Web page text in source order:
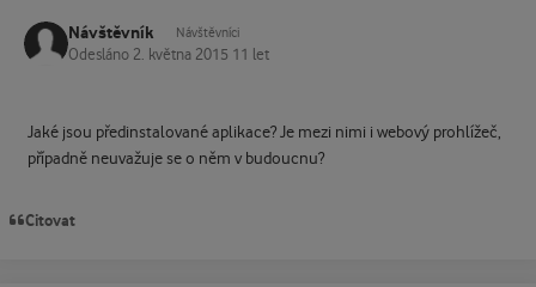
Návštěvník Návštěvníci
Odesláno 2. května 2015 11 let
Jaké jsou předinstalované aplikace? Je mezi nimi i webový prohlížeč,
případně neuvažuje se o něm v budoucnu?
Citovat